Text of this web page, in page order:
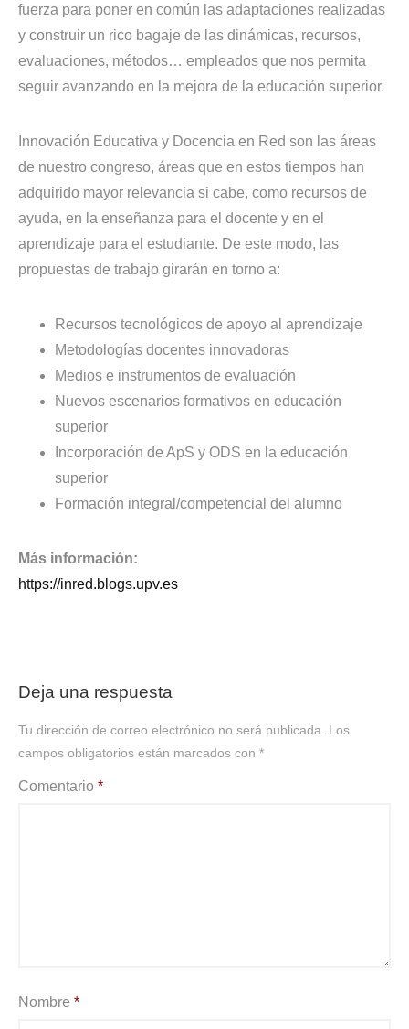
fuerza para poner en común las adaptaciones realizadas
y construir un rico bagaje de las dinámicas, recursos,
evaluaciones, métodos… empleados que nos permita
seguir avanzando en la mejora de la educación superior.
Innovación Educativa y Docencia en Red son las áreas
de nuestro congreso, áreas que en estos tiempos han
adquirido mayor relevancia si cabe, como recursos de
ayuda, en la enseñanza para el docente y en el
aprendizaje para el estudiante. De este modo, las
propuestas de trabajo girarán en torno a:
Recursos tecnológicos de apoyo al aprendizaje
Metodologías docentes innovadoras
Medios e instrumentos de evaluación
Nuevos escenarios formativos en educación
superior
Incorporación de ApS y ODS en la educación
superior
Formación integral/competencial del alumno
Más información:
https://inred.blogs.upv.es
Deja una respuesta
Tu dirección de correo electrónico no será publicada. Los
campos obligatorios están marcados con *
Comentario *
Nombre *